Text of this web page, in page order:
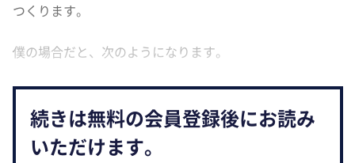
つくります。
僕の場合だと、次のようになります。
続きは無料の会員登録後にお読み
いただけます。